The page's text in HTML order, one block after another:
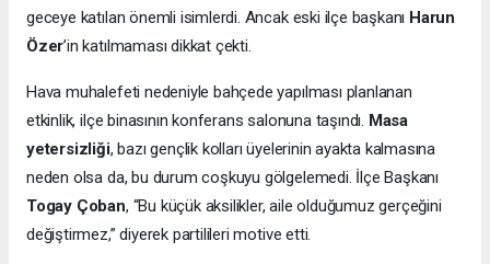
geceye katılan önemli isimlerdi. Ancak eski ilçe başkanı Harun
Özer’in katılmaması dikkat çekti.
Hava muhalefeti nedeniyle bahçede yapılması planlanan
etkinlik, ilçe binasının konferans salonuna taşındı. Masa
yetersizliği, bazı gençlik kolları üyelerinin ayakta kalmasına
neden olsa da, bu durum coşkuyu gölgelemedi. İlçe Başkanı
Togay Çoban, “Bu küçük aksilikler, aile olduğumuz gerçeğini
değiştirmez,” diyerek partilileri motive etti.